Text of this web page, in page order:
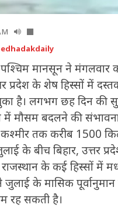
पश्चिम मानसून ने मंगलवार
प्रदेश के शेष हिस्सों में
है। लगभग छह दिन की
में मौसम बदलने की
तक करीब 1500
के बीच बिहार, उत्तर
के कई हिस्सों में
के मासिक
रह सकती है।